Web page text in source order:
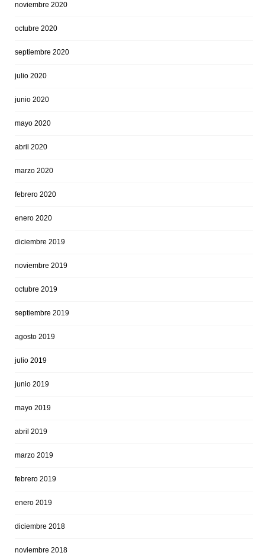
noviembre 2020
octubre 2020
septiembre 2020
julio 2020
junio 2020
mayo 2020
abril 2020
marzo 2020
febrero 2020
enero 2020
diciembre 2019
noviembre 2019
octubre 2019
septiembre 2019
agosto 2019
julio 2019
junio 2019
mayo 2019
abril 2019
marzo 2019
febrero 2019
enero 2019
diciembre 2018
noviembre 2018